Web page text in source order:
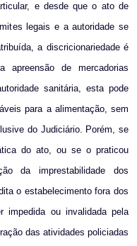
e desde que o ato de
legais e a autoridade se
a discricionariedade é
de mercadorias
sanitária, esta pode
para a alimentação, sem
do Judiciário. Porém, se
do ato, ou se o praticou
da imprestabilidade dos
o estabelecimento fora dos
impedida ou invalidada pela
das atividades policiadas